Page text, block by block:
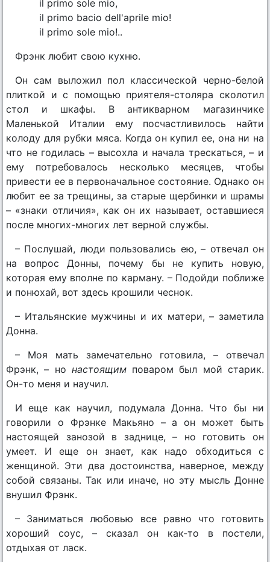
il primo sole mio,
il primo bacio dell'aprile mio!
il primo sole mio!..
Фрэнк любит свою кухню.
Он сам выложил пол классической черно-белой
плиткой и с помощью приятеля-столяра сколотил
стол и шкафы. В антикварном магазинчике
Маленькой Италии ему посчастливилось найти
колоду для рубки мяса. Когда он купил ее, она ни на
что не годилась – высохла и начала трескаться, – и
ему потребовалось несколько месяцев, чтобы
привести ее в первоначальное состояние. Однако он
любит ее за трещины, за старые щербинки и шрамы
– «знаки отличия», как он их называет, оставшиеся
после многих-многих лет верной службы.
– Послушай, люди пользовались ею, – отвечал он
на вопрос Донны, почему бы не купить новую,
которая ему вполне по карману. – Подойди поближе
и понюхай, вот здесь крошили чеснок.
– Итальянские мужчины и их матери, – заметила
Донна.
– Моя мать замечательно готовила, – отвечал
Фрэнк, – но настоящимповаром был мой старик.
Он-то меня и научил.
И еще как научил, подумала Донна. Что бы ни
говорили о Фрэнке Макьяно – а он может быть
настоящей занозой в заднице, – но готовить он
умеет. И еще он знает, как надо обходиться с
женщиной. Эти два достоинства, наверное, между
собой связаны. Так или иначе, но эту мысль Донне
внушил Фрэнк.
– Заниматься любовью все равно что готовить
хороший соус, – сказал он как-то в постели,
отдыхая от ласк.